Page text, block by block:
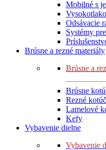
Mobilné s
Odsávacie
Systémy
Brúsne a rezné materiály
Brúsne a
Brúsne
Rezné
Lamelové
Kefy
Vybavenie dielne
Vybavenie